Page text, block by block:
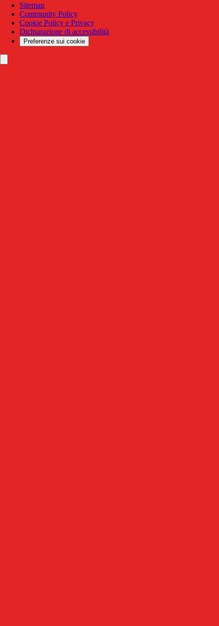
Sitemap
Community Policy
Cookie Policy e Privacy
Dichiarazione di accessibilità
Preferenze sui cookie